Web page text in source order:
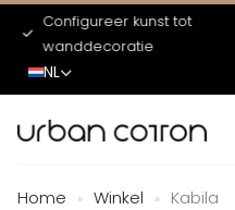
Configureer kunst tot
wanddecoratie
NL
Home » Winkel » Kabila